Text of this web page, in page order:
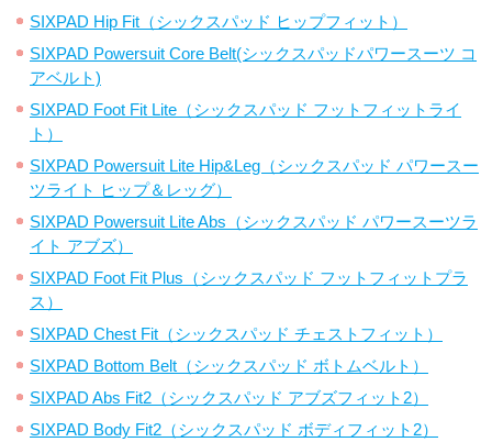
SIXPAD Hip Fit（シックスパッド ヒップフィット）
SIXPAD Powersuit Core Belt(シックスパッドパワースーツ コ
アベルト)
SIXPAD Foot Fit Lite（シックスパッド フットフィットライ
ト）
SIXPAD Powersuit Lite Hip&Leg（シックスパッド パワースー
ツライト ヒップ＆レッグ）
SIXPAD Powersuit Lite Abs（シックスパッド パワースーツラ
イト アブズ）
SIXPAD Foot Fit Plus（シックスパッド フットフィットプラ
ス）
SIXPAD Chest Fit（シックスパッド チェストフィット）
SIXPAD Bottom Belt（シックスパッド ボトムベルト）
SIXPAD Abs Fit2（シックスパッド アブズフィット2）
SIXPAD Body Fit2（シックスパッド ボディフィット2）